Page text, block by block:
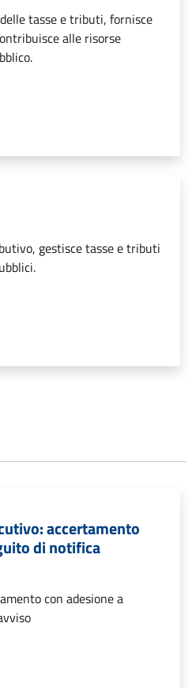
tasse e tributi, fornisce
alle risorse
gestisce tasse e tributi
accertamento
di notifica
con adesione a